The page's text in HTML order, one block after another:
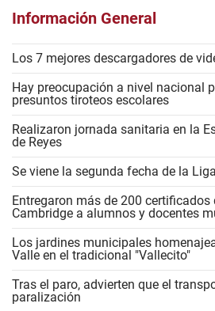
Información General
Los 7 mejores descargadores de
Hay preocupación a nivel nacional
presuntos tiroteos escolares
Realizaron jornada sanitaria en la
de Reyes
Se viene la segunda fecha de la
Entregaron más de 200 certificados
Cambridge a alumnos y docentes
Los jardines municipales
Valle en el tradicional "Vallecito"
Tras el paro, advierten que el
paralización